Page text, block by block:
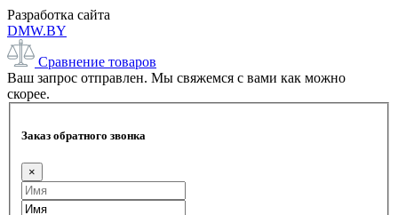
Разработка сайта
DMW.BY
Сравнение товаров
Ваш запрос отправлен. Мы свяжемся с вами как можно
скорее.
Заказ обратного звонка
×